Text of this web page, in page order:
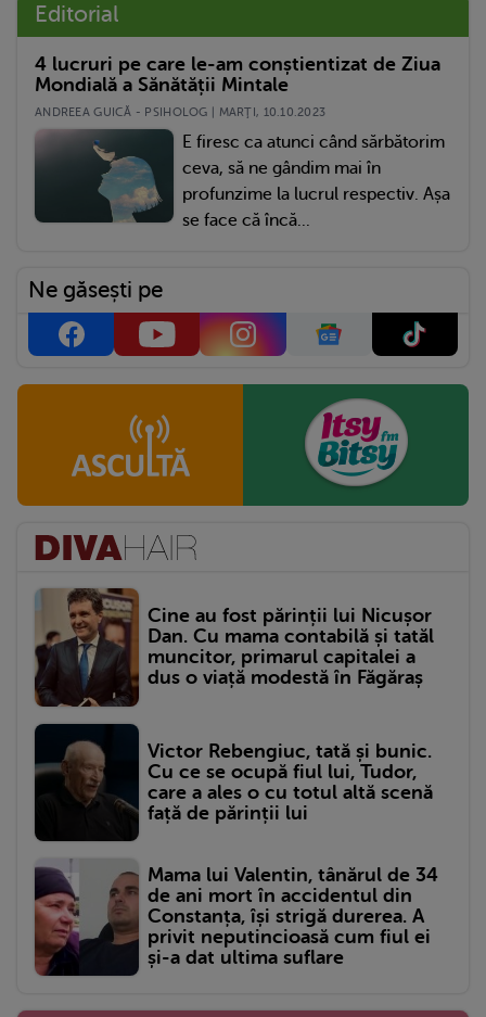
Editorial
4 lucruri pe care le-am conștientizat de Ziua
Mondială a Sănătății Mintale
ANDREEA GUICĂ - PSIHOLOG | MARŢI, 10.10.2023
E firesc ca atunci când sărbătorim
ceva, să ne gândim mai în
profunzime la lucrul respectiv. Așa
se face că încă...
Ne găsești pe
Cine au fost părinții lui Nicușor
Dan. Cu mama contabilă și tatăl
muncitor, primarul capitalei a
dus o viață modestă în Făgăraș
Victor Rebengiuc, tată și bunic.
Cu ce se ocupă fiul lui, Tudor,
care a ales o cu totul altă scenă
față de părinții lui
Mama lui Valentin, tânărul de 34
de ani mort în accidentul din
Constanța, își strigă durerea. A
privit neputincioasă cum fiul ei
și-a dat ultima suflare